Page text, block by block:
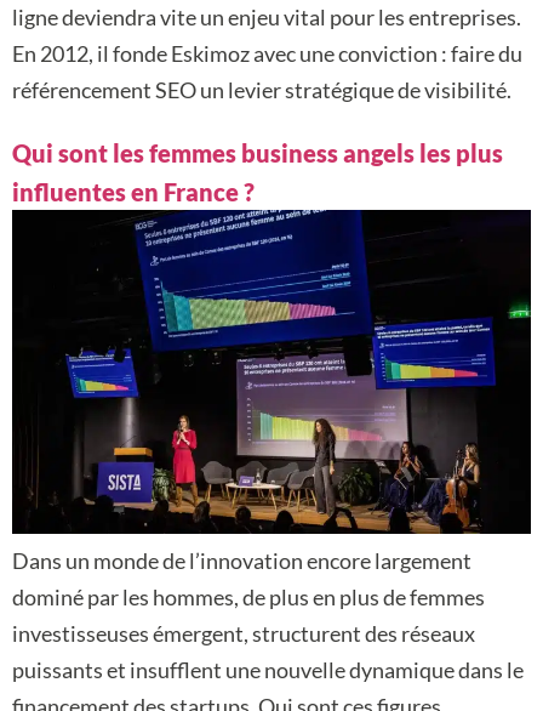
ligne deviendra vite un enjeu vital pour les entreprises.
En 2012, il fonde Eskimoz avec une conviction : faire du
référencement SEO un levier stratégique de visibilité.
Qui sont les femmes business angels les plus
influentes en France ?
Dans un monde de l’innovation encore largement
dominé par les hommes, de plus en plus de femmes
investisseuses émergent, structurent des réseaux
puissants et insufflent une nouvelle dynamique dans le